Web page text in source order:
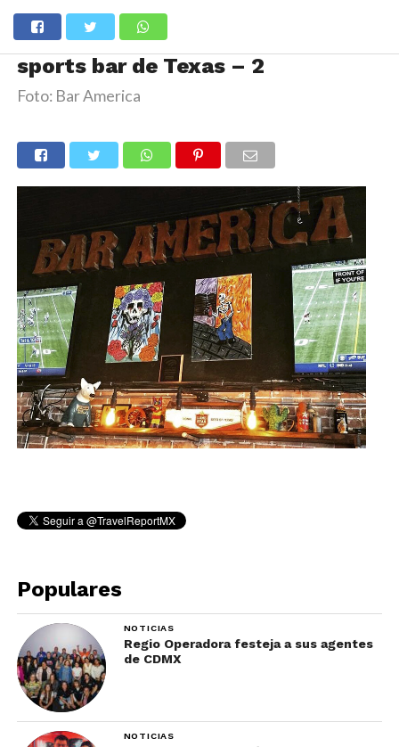
sports bar de Texas – 2
Foto: Bar America
Populares
NOTICIAS
Regio Operadora festeja a sus agentes
de CDMX
NOTICIAS